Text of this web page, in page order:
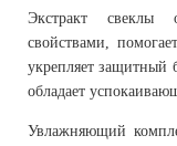
Экстракт свеклы
свойствами,
укрепляет защитный
обладает
Увлажняющий